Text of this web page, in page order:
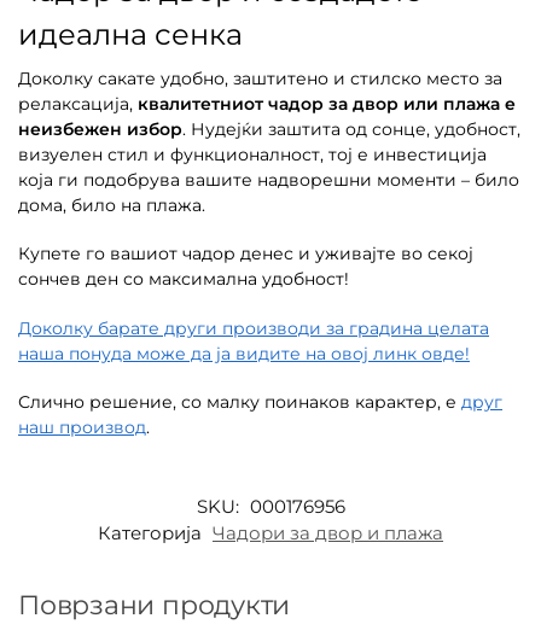
идеална сенка
Доколку сакате удобно, заштитено и стилско место за
релаксација, квалитетниот чадор за двор или плажа е
неизбежен избор. Нудејќи заштита од сонце, удобност,
визуелен стил и функционалност, тој е инвестиција
која ги подобрува вашите надворешни моменти – било
дома, било на плажа.
Купете го вашиот чадор денес и уживајте во секој
сончев ден со максимална удобност!
Доколку барате други производи за градина целата
наша понуда може да ја видите на овој линк овде!
Слично решение, со малку поинаков карактер, е друг
наш производ.
SKU: 000176956
Категорија Чадори за двор и плажа
Поврзани продукти